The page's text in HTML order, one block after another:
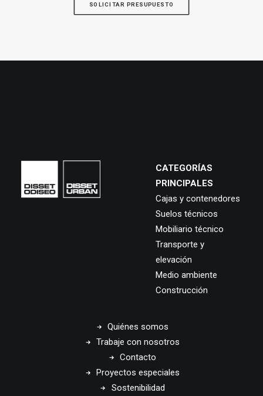
SOLICITAR PRESUPUESTO
CATEGORÍAS
PRINCIPALES
Cajas y contenedores
Suelos técnicos
Mobiliario técnico
Transporte y
elevación
Medio ambiente
Construcción
Quiénes somos
Trabaje con nosotros
Contacto
Proyectos especiales
Sostenibilidad